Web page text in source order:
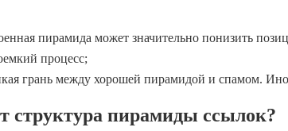
пирамида может значительно понизить
процесс;
грань между хорошей пирамидой и спамом.
структура пирамиды ссылок?